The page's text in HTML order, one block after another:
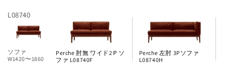
L08740
ソファ
W1420〜1860
Perche 肘無 ワイド2Ｐソ
ファ L08740F
Perche 左肘 3Pソファ
L08740H